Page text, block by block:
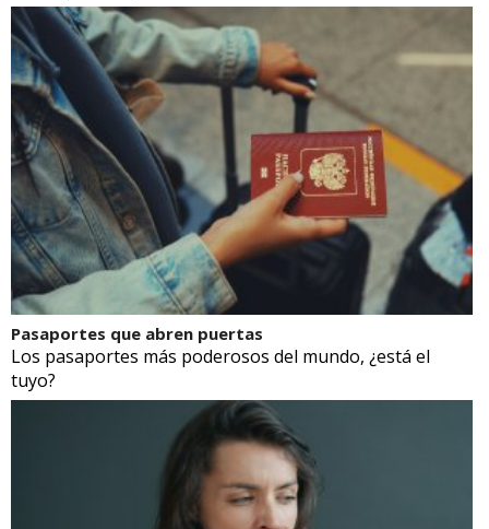
Pasaportes que abren puertas
Los pasaportes más poderosos del mundo, ¿está el
tuyo?